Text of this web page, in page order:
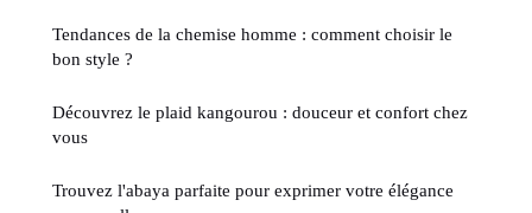
Tendances de la chemise homme : comment choisir le
bon style ?
Découvrez le plaid kangourou : douceur et confort chez
vous
Trouvez l'abaya parfaite pour exprimer votre élégance